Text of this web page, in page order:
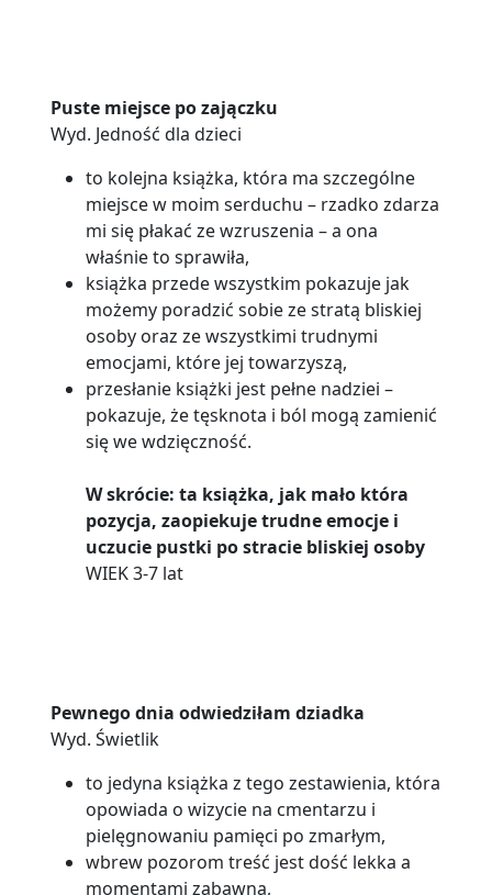
Puste miejsce po zajączku
Wyd. Jedność dla dzieci
to kolejna książka, która ma szczególne
miejsce w moim serduchu – rzadko zdarza
mi się płakać ze wzruszenia – a ona
właśnie to sprawiła,
książka przede wszystkim pokazuje jak
możemy poradzić sobie ze stratą bliskiej
osoby oraz ze wszystkimi trudnymi
emocjami, które jej towarzyszą,
przesłanie książki jest pełne nadziei –
pokazuje, że tęsknota i ból mogą zamienić
się we wdzięczność.
W skrócie: ta książka, jak mało która
pozycja, zaopiekuje trudne emocje i
uczucie pustki po stracie bliskiej osoby
WIEK 3-7 lat
Pewnego dnia odwiedziłam dziadka
Wyd. Świetlik
to jedyna książka z tego zestawienia, która
opowiada o wizycie na cmentarzu i
pielęgnowaniu pamięci po zmarłym,
wbrew pozorom treść jest dość lekka a
momentami zabawna,